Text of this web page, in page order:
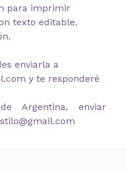
para imprimir
texto editable.
enviarla a
y te responderé
Argentina, enviar